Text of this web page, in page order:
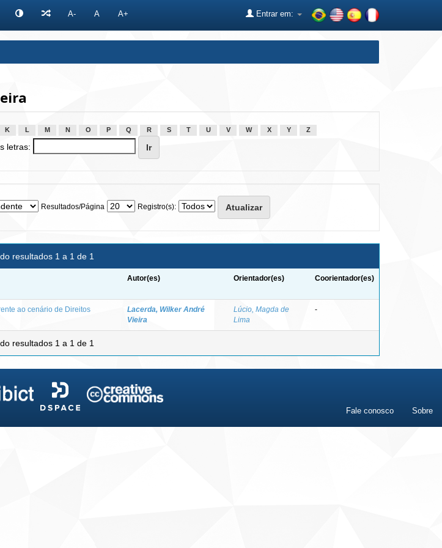
A- A A+ Entrar em:
K L M N O P Q R S T U V W X Y Z
letras:
Resultados/Página Registro(s):
resultados 1 a 1 de 1
Autor(es) Orientador(es) Coorientador(es)
ao cenário de Direitos
Lacerda, Wilker André
Vieira
Lúcio, Magda de
Lima
-
resultados 1 a 1 de 1
Fale conosco Sobre